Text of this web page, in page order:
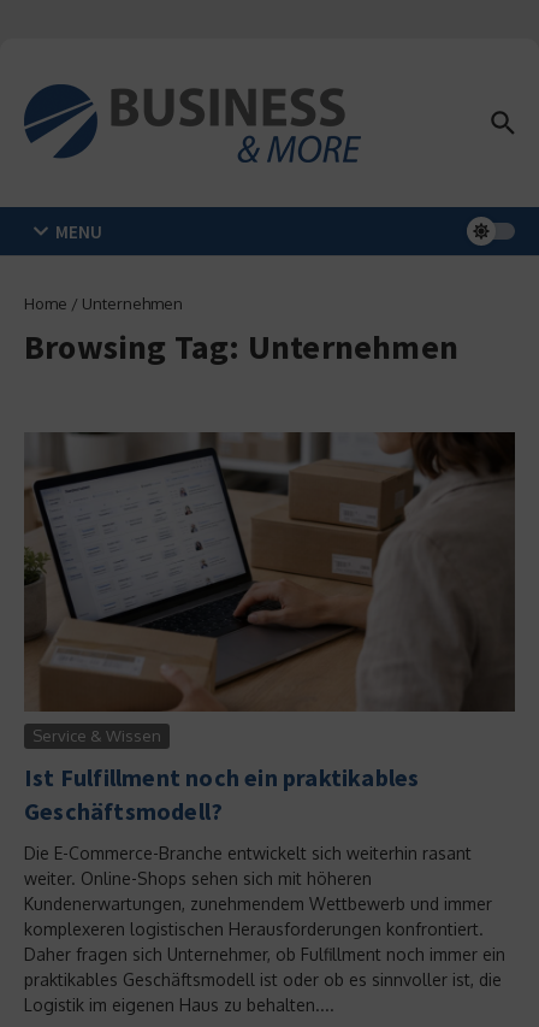
MENU
Home / Unternehmen
Browsing Tag: Unternehmen
Service & Wissen
Ist Fulfillment noch ein praktikables
Geschäftsmodell?
Die E-Commerce-Branche entwickelt sich weiterhin rasant
weiter. Online-Shops sehen sich mit höheren
Kundenerwartungen, zunehmendem Wettbewerb und immer
komplexeren logistischen Herausforderungen konfrontiert.
Daher fragen sich Unternehmer, ob Fulfillment noch immer ein
praktikables Geschäftsmodell ist oder ob es sinnvoller ist, die
Logistik im eigenen Haus zu behalten....